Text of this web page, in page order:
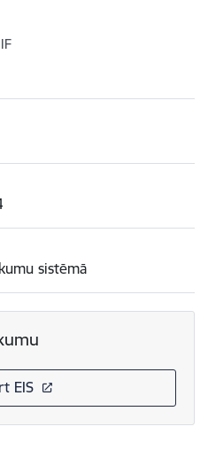
sistēmā
EIS